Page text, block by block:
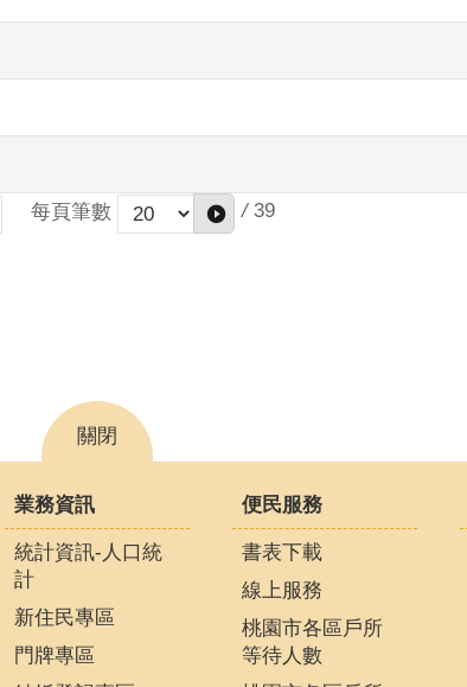
每頁筆數 / 39
關閉
業務資訊
統計資訊-人口統
計
新住民專區
門牌專區
便民服務
書表下載
線上服務
桃園市各區戶所
等待人數